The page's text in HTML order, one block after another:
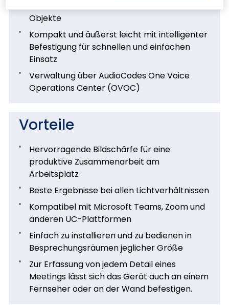
Objekte
Kompakt und äußerst leicht mit intelligenter
Befestigung für schnellen und einfachen
Einsatz
Verwaltung über AudioCodes One Voice
Operations Center (OVOC)
Vorteile
Hervorragende Bildschärfe für eine
produktive Zusammenarbeit am
Arbeitsplatz
Beste Ergebnisse bei allen Lichtverhältnissen
Kompatibel mit Microsoft Teams, Zoom und
anderen UC-Plattformen
Einfach zu installieren und zu bedienen in
Besprechungsräumen jeglicher Größe
Zur Erfassung von jedem Detail eines
Meetings lässt sich das Gerät auch an einem
Fernseher oder an der Wand befestigen.